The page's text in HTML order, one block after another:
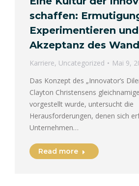
schaffen:
Experimentieren und
Akzeptanz des
Karriere, Uncategorized
Mai 9,
Das Konzept des „Innovator’s
Clayton Christensens
vorgestellt wurde, untersucht die
Herausforderungen, denen sich
Unternehmen…
Read more